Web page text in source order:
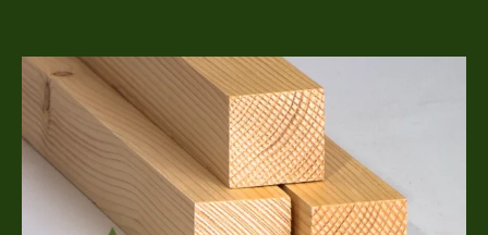
Акции
Статьи
Соглашение об обработке
персональных данных